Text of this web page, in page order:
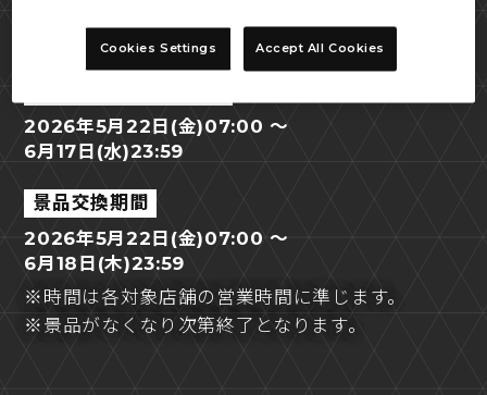
2026年5月22日(金)07:00 ～
6月17日(水)23:59
景品交換期間
2026年5月22日(金)07:00 ～
6月18日(木)23:59
※時間は各対象店舗の営業時間に準じます。
※景品がなくなり次第終了となります。
Cookies Settings Accept All Cookies